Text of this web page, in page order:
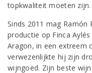
topkwaliteit moeten zijn.
Sinds 2011 mag Ramón
productie op Finca Aylés
Aragon, in een extreem
verwezenlijkte hij zijn
wijngoed. Zijn beste